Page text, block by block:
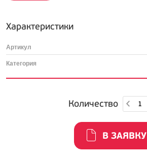
Характеристики
Артикул
Категория
Количество
В ЗАЯВКУ